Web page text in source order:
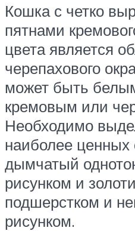
Кошка с четко
пятнами
цвета является
черепахового
может быть
кремовым или
Необходимо
наиболее ценных
дымчатый
рисунком и
подшерстком и
рисунком.